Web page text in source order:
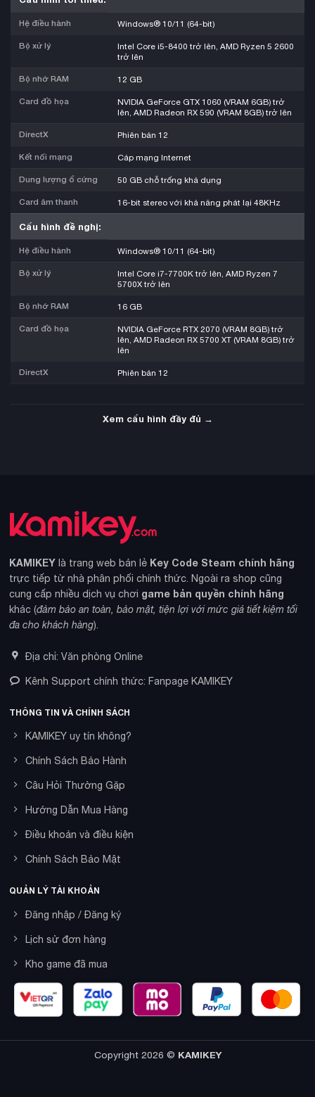
Hệ điều hành Windows® 10/11 (64-bit)
Bộ xử lý
Intel Core i5-8400 trở lên, AMD Ryzen 5 2600
trở lên
Bộ nhớ RAM 12 GB
Card đồ họa
NVIDIA GeForce GTX 1060 (VRAM 6GB) trở
lên, AMD Radeon RX 590 (VRAM 8GB) trở lên
DirectX Phiên bản 12
Kết nối mạng Cáp mạng Internet
Dung lượng ổ cứng 50 GB chỗ trống khả dụng
Card âm thanh 16-bit stereo với khả năng phát lại 48KHz
Cấu hình đề nghị:
Hệ điều hành Windows® 10/11 (64-bit)
Bộ xử lý
Intel Core i7-7700K trở lên, AMD Ryzen 7
5700X trở lên
Bộ nhớ RAM 16 GB
Card đồ họa
NVIDIA GeForce RTX 2070 (VRAM 8GB) trở
lên, AMD Radeon RX 5700 XT (VRAM 8GB) trở
lên
DirectX Phiên bản 12
Xem cấu hình đầy đủ →
KAMIKEY là trang web bán lẻ Key Code Steam chính hãng
trực tiếp từ nhà phân phối chính thức. Ngoài ra shop cũng
cung cấp nhiều dịch vụ chơi game bản quyền chính hãng
khác (đảm bảo an toàn, bảo mật, tiện lợi với mức giá tiết kiệm tối
đa cho khách hàng).
Địa chỉ: Văn phòng Online
Kênh Support chính thức: Fanpage KAMIKEY
THÔNG TIN VÀ CHÍNH SÁCH
KAMIKEY uy tín không?
Chính Sách Bảo Hành
Câu Hỏi Thường Gặp
Hướng Dẫn Mua Hàng
Điều khoản và điều kiện
Chính Sách Bảo Mật
QUẢN LÝ TÀI KHOẢN
Đăng nhập / Đăng ký
Lịch sử đơn hàng
Kho game đã mua
Copyright 2026 © KAMIKEY